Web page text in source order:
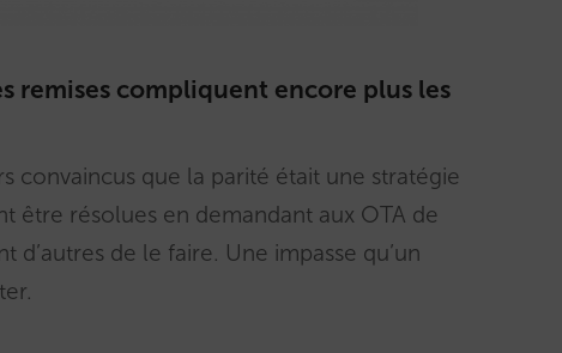
remises compliquent encore plus les
convaincus que la parité était une stratégie
être résolues en demandant aux OTA de
d’autres de le faire. Une impasse qu’un